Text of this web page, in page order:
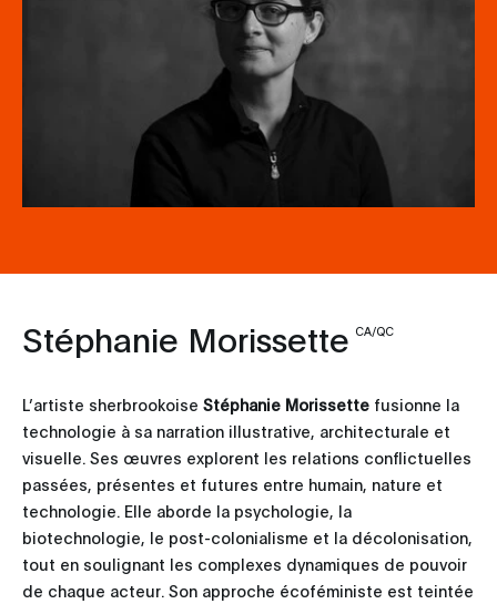
Stéphanie Morissette CA/QC
L’artiste sherbrookoise Stéphanie Morissette fusionne la
technologie à sa narration illustrative, architecturale et
visuelle. Ses œuvres explorent les relations conflictuelles
passées, présentes et futures entre humain, nature et
technologie. Elle aborde la psychologie, la
biotechnologie, le post-colonialisme et la décolonisation,
tout en soulignant les complexes dynamiques de pouvoir
de chaque acteur. Son approche écoféministe est teintée